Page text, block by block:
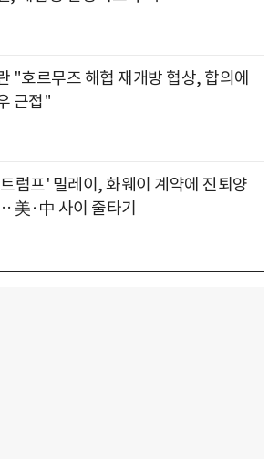
"호르무즈 해협 재개방 협상, 합의에
근접"
럼프' 밀레이, 화웨이 계약에 진퇴양
美·中 사이 줄타기